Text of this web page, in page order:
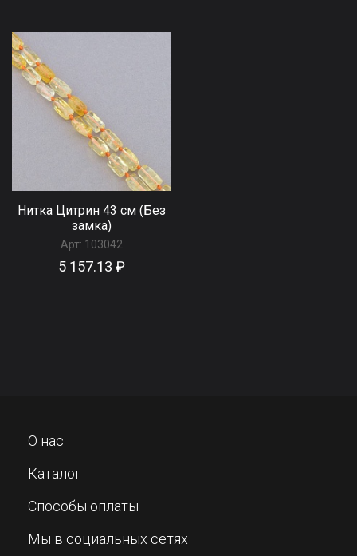
Нитка Цитрин 43 см (Без
замка)
Арт: 103042
5 157.13 ₽
О нас
Каталог
Способы оплаты
Мы в социальных сетях